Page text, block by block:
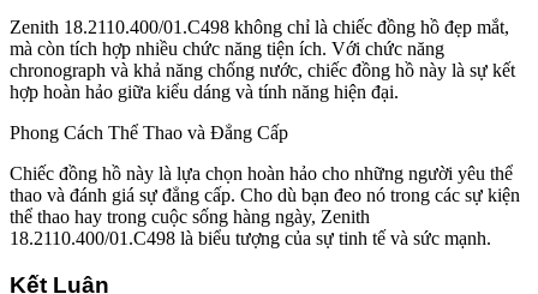
Zenith 18.2110.400/01.C498 không chỉ là chiếc đồng hồ đẹp mắt,
mà còn tích hợp nhiều chức năng tiện ích. Với chức năng
chronograph và khả năng chống nước, chiếc đồng hồ này là sự kết
hợp hoàn hảo giữa kiểu dáng và tính năng hiện đại.
Phong Cách Thể Thao và Đẳng Cấp
Chiếc đồng hồ này là lựa chọn hoàn hảo cho những người yêu thể
thao và đánh giá sự đẳng cấp. Cho dù bạn đeo nó trong các sự kiện
thể thao hay trong cuộc sống hàng ngày, Zenith
18.2110.400/01.C498 là biểu tượng của sự tinh tế và sức mạnh.
Kết Luận